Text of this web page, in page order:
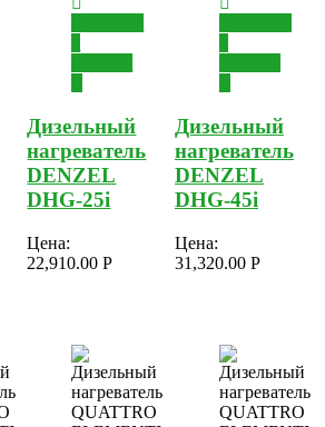
Дизельный
нагреватель
DENZEL
DHG-25i
Цена:
22,910.00Р
Дизельный
нагреватель
DENZEL
DHG-45i
Цена:
31,320.00 Р